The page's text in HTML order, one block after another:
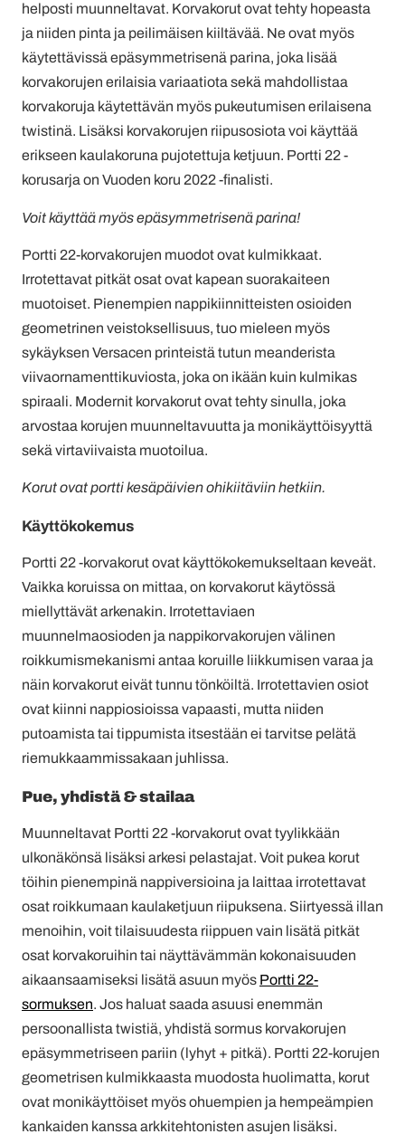
helposti muunneltavat. Korvakorut ovat tehty hopeasta
ja niiden pinta ja peilimäisen kiiltävää. Ne ovat myös
käytettävissä epäsymmetrisenä parina, joka lisää
korvakorujen erilaisia variaatiota sekä mahdollistaa
korvakoruja käytettävän myös pukeutumisen erilaisena
twistinä. Lisäksi korvakorujen riipusosiota voi käyttää
erikseen kaulakoruna pujotettuja ketjuun. Portti 22 -
korusarja on Vuoden koru 2022 -finalisti.
Voit käyttää myös epäsymmetrisenä parina!
Portti 22-korvakorujen muodot ovat kulmikkaat.
Irrotettavat pitkät osat ovat kapean suorakaiteen
muotoiset. Pienempien nappikiinnitteisten osioiden
geometrinen veistoksellisuus, tuo mieleen myös
sykäyksen Versacen printeistä tutun meanderista
viivaornamenttikuviosta, joka on ikään kuin kulmikas
spiraali. Modernit korvakorut ovat tehty sinulla, joka
arvostaa korujen muunneltavuutta ja monikäyttöisyyttä
sekä virtaviivaista muotoilua.
Korut ovat portti kesäpäivien ohikiitäviin hetkiin.
Käyttökokemus
Portti 22 -korvakorut ovat käyttökokemukseltaan keveät.
Vaikka koruissa on mittaa, on korvakorut käytössä
miellyttävät arkenakin. Irrotettaviaen
muunnelmaosioden ja nappikorvakorujen välinen
roikkumismekanismi antaa koruille liikkumisen varaa ja
näin korvakorut eivät tunnu tönköiltä. Irrotettavien osiot
ovat kiinni nappiosioissa vapaasti, mutta niiden
putoamista tai tippumista itsestään ei tarvitse pelätä
riemukkaammissakaan juhlissa.
Pue, yhdistä & stailaa
Muunneltavat Portti 22 -korvakorut ovat tyylikkään
ulkonäkönsä lisäksi arkesi pelastajat. Voit pukea korut
töihin pienempinä nappiversioina ja laittaa irrotettavat
osat roikkumaan kaulaketjuun riipuksena. Siirtyessä illan
menoihin, voit tilaisuudesta riippuen vain lisätä pitkät
osat korvakoruihin tai näyttävämmän kokonaisuuden
aikaansaamiseksi lisätä asuun myös Portti 22-
sormuksen. Jos haluat saada asuusi enemmän
persoonallista twistiä, yhdistä sormus korvakorujen
epäsymmetriseen pariin (lyhyt + pitkä). Portti 22-korujen
geometrisen kulmikkaasta muodosta huolimatta, korut
ovat monikäyttöiset myös ohuempien ja hempeämpien
kankaiden kanssa arkkitehtonisten asujen lisäksi.